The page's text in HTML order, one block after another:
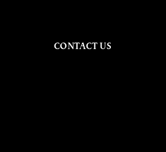
CONTACT US